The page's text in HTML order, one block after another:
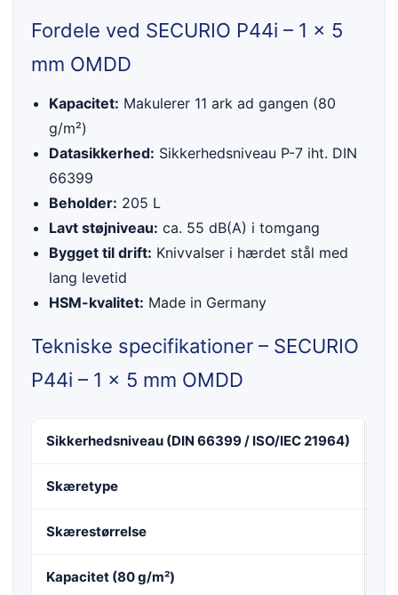
Fordele ved SECURIO P44i – 1 x 5
mm OMDD
Kapacitet: Makulerer 11 ark ad gangen (80
g/m²)
Datasikkerhed: Sikkerhedsniveau P-7 iht. DIN
66399
Beholder: 205 L
Lavt støjniveau: ca. 55 dB(A) i tomgang
Bygget til drift: Knivvalser i hærdet stål med
lang levetid
HSM-kvalitet: Made in Germany
Tekniske specifikationer – SECURIO
P44i – 1 x 5 mm OMDD
Sikkerhedsniveau (DIN 66399 / ISO/IEC 21964)
Skæretype
Skærestørrelse
Kapacitet (80 g/m²)